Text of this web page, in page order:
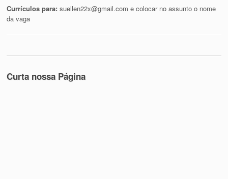
Currículos para:suellen22x@gmail.com e colocar no assunto o nome
da vaga
Curta nossa Página